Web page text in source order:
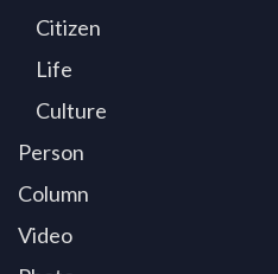
Citizen
Life
Culture
Person
Column
Video